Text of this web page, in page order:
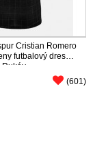
Cristian Romero
futbalový dres
Rukáv
(601)